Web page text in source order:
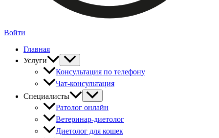
Войти
Главная
Услуги
Консультация по телефону
Чат-консультация
Специалисты
Ратолог онлайн
Ветеринар-диетолог
Диетолог для кошек